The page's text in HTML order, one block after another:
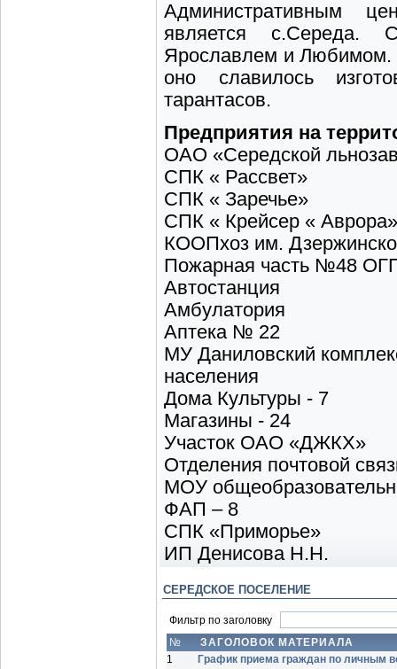
Административным
является с.Середа.
Ярославлем и Любимом.
оно славилось
тарантасов.
Предприятия на
ОАО «Середской
СПК « Рассвет»
СПК « Заречье»
СПК « Крейсер « Аврора»
КООПхоз им.
Пожарная часть №48
Автостанция
Амбулатория
Аптека № 22
МУ Даниловский
населения
Дома Культуры - 7
Магазины - 24
Участок ОАО «ДЖКХ»
Отделения почтовой
МОУ
ФАП – 8
СПК «Приморье»
ИП Денисова Н.Н.
СЕРЕДСКОЕ ПОСЕЛЕНИЕ
Фильтр по заголовку
№
ЗАГОЛОВОК МАТЕРИАЛА
1
График приема граждан по личным